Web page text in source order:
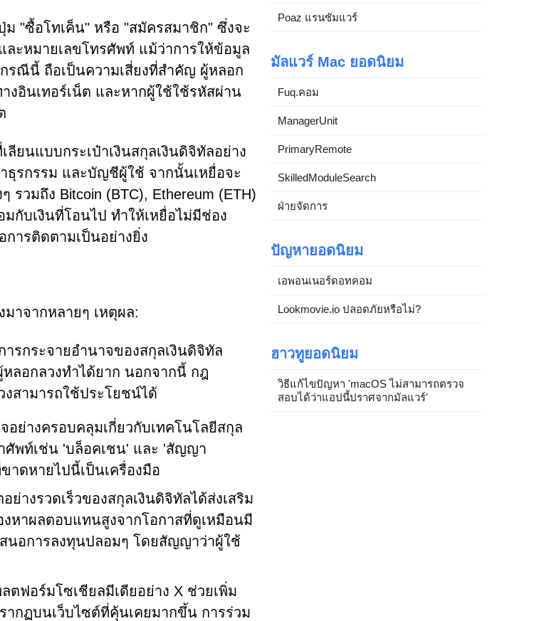
"ซื้อโทเค็น" หรือ "สมัครสมาชิก" ซึ่งจะ
ะหมายเลขโทรศัพท์ แม้ว่าการให้ข้อมูล
รณีนี้ ถือเป็นความเสี่ยงที่สำคัญ ผู้หลอก
งอินเทอร์เน็ต และหากผู้ใช้ใช้รหัสผ่าน
ลียนแบบกระเป๋าเงินสกุลเงินดิจิทัลอย่าง
ธุรกรรม และบัญชีผู้ใช้ จากนั้นเหยื่อจะ
วมถึง Bitcoin (BTC), Ethereum (ETH)
กับเงินที่โอนไป ทำให้เหยื่อไม่มีช่อง
การติดตามเป็นอย่างยิ่ง
าจากหลายๆ เหตุผล:
รกระจายอำนาจของสกุลเงินดิจิทัล
ลอกลวงทำได้ยาก นอกจากนี้ กฎ
งสามารถใช้ประโยชน์ได้
อย่างครอบคลุมเกี่ยวกับเทคโนโลยีสกุล
ศัพท์เช่น 'บล็อคเชน' และ 'สัญญา
าดหายไปนี้เป็นเครื่องมือ
อย่างรวดเร็วของสกุลเงินดิจิทัลได้ส่งเสริม
หาผลตอบแทนสูงจากโอกาสที่ดูเหมือนมี
นอการลงทุนปลอมๆ โดยสัญญาว่าผู้ใช้
ตฟอร์มโซเชียลมีเดียอย่าง X ช่วยเพิ่ม
กฏบนเว็บไซต์ที่คุ้นเคยมากขึ้น การร่วม
Poaz แรนซัมแวร์
มัลแวร์ Mac ยอดนิยม
Fuq.คอม
ManagerUnit
PrimaryRemote
SkilledModuleSearch
ฝ่ายจัดการ
ปัญหายอดนิยม
เอพอนเนอร์ดอทคอม
Lookmovie.io ปลอดภัยหรือไม่?
ฮาวทูยอดนิยม
วิธีแก้ไขปัญหา 'macOS ไม่สามารถตรวจ
สอบได้ว่าแอปนี้ปราศจากมัลแวร์'